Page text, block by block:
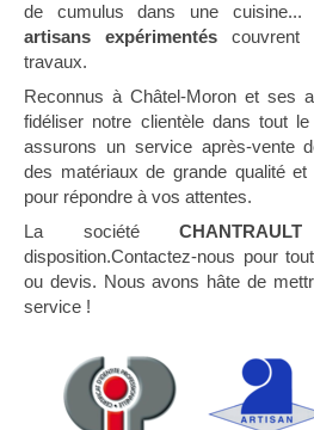
de cumulus dans une cuisine...
artisans expérimentés couvrent
travaux.
Reconnus à Châtel-Moron et ses
fidéliser notre clientèle dans tout
assurons un service après-vente
des matériaux de grande qualité
pour répondre à vos attentes.
La sociétéCHANTRAULT
disposition.Contactez-nous pour
ou devis. Nous avons hâte de
service !